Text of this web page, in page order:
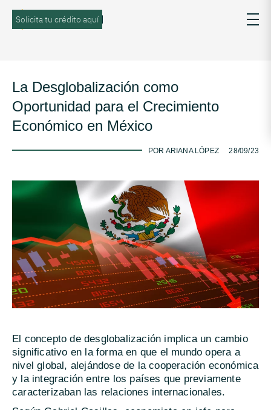
Solicita tu crédito aquí
La Desglobalización como
Oportunidad para el Crecimiento
Económico en México
-
POR ARIANA LÓPEZ 28/09/23
El concepto de desglobalización implica un cambio
significativo en la forma en que el mundo opera a
nivel global, alejándose de la cooperación económica
y la integración entre los países que previamente
caracterizaban las relaciones internacionales.